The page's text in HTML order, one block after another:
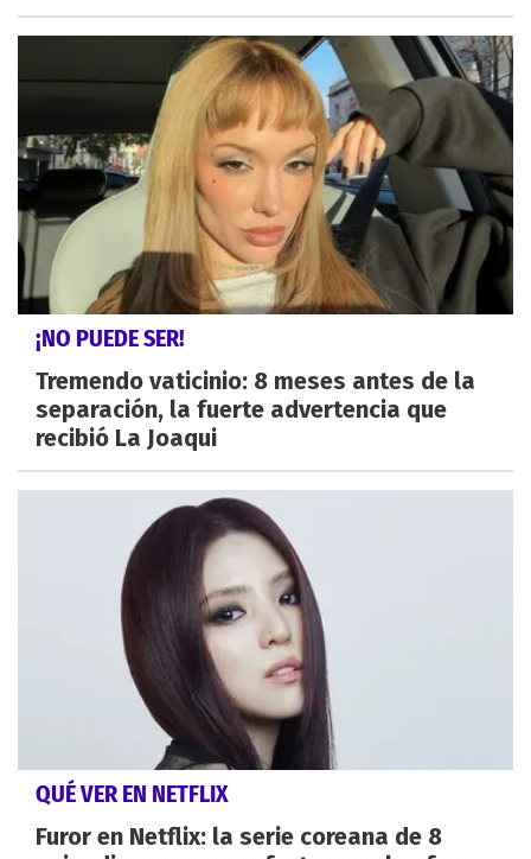
¡NO PUEDE SER!
Tremendo vaticinio: 8 meses antes de la
separación, la fuerte advertencia que
recibió La Joaqui
QUÉ VER EN NETFLIX
Furor en Netflix: la serie coreana de 8